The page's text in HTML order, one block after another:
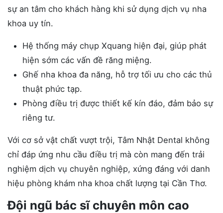
sự an tâm cho khách hàng khi sử dụng dịch vụ nha
khoa uy tín.
Hệ thống máy chụp Xquang hiện đại, giúp phát
hiện sớm các vấn đề răng miệng.
Ghế nha khoa đa năng, hỗ trợ tối ưu cho các thủ
thuật phức tạp.
Phòng điều trị được thiết kế kín đáo, đảm bảo sự
riêng tư.
Với cơ sở vật chất vượt trội, Tâm Nhật Dental không
chỉ đáp ứng nhu cầu điều trị mà còn mang đến trải
nghiệm dịch vụ chuyên nghiệp, xứng đáng với danh
hiệu phòng khám nha khoa chất lượng tại Cần Thơ.
Đội ngũ bác sĩ chuyên môn cao